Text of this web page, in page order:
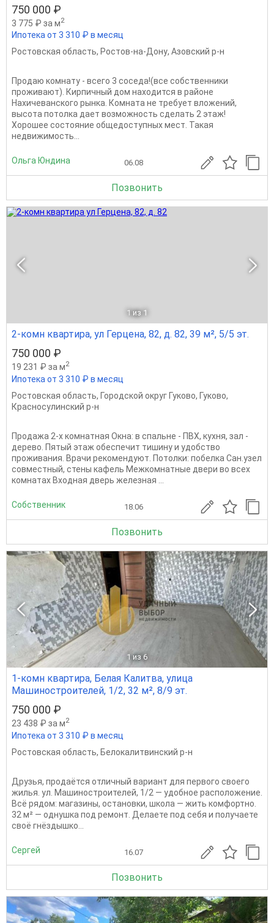
750 000 ₽
3 775 ₽ за м2
Ипотека от 3 310 ₽ в месяц
Ростовская область, Ростов-на-Дону, Азовский р-н
Продаю комнату - всего 3 соседа!(все собственники
проживают). Кирпичный дом находится в районе
Нахичеванского рынка. Комната не требует вложений,
высота потолка дает возможность сделать 2 этаж!
Хорошее состояние общедоступных мест. Такая
недвижимость...
Ольга Юндина 06.08
Позвонить
1 из 1
2-комн квартира, ул Герцена, 82, д. 82, 39 м², 5/5 эт.
750 000 ₽
19 231 ₽ за м2
Ипотека от 3 310 ₽ в месяц
Ростовская область, Городской округ Гуково, Гуково,
Красносулинский р-н
Продажа 2-х комнатная Окна: в спальне - ПВХ, кухня, зал -
дерево. Пятый этаж обеспечит тишину и удобство
проживания. Врачи рекомендуют. Потолки: побелка Сан.узел
совместный, стены кафель Межкомнатные двери во всех
комнатах Входная дверь железная ...
Собственник 18.06
Позвонить
1 из 6
1-комн квартира, Белая Калитва, улица
Машиностроителей, 1/2, 32 м², 8/9 эт.
750 000 ₽
23 438 ₽ за м2
Ипотека от 3 310 ₽ в месяц
Ростовская область, Белокалитвинский р-н
Друзья, продаётся отличный вариант для первого своего
жилья. ул. Машиностроителей, 1/2 — удобное расположение.
Всё рядом: магазины, остановки, школа — жить комфортно.
32 м² — однушка под ремонт. Делаете под себя и получаете
своё гнёздышко...
Сергей 16.07
Позвонить